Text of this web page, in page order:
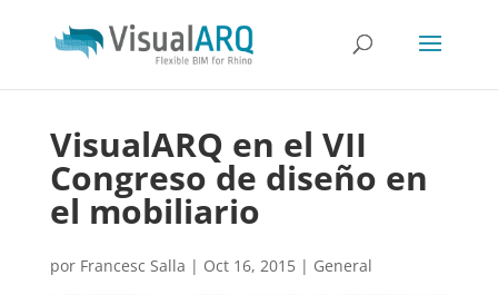
VisualARQ en el VII
Congreso de diseño en
el mobiliario
por Francesc Salla | Oct 16, 2015| General